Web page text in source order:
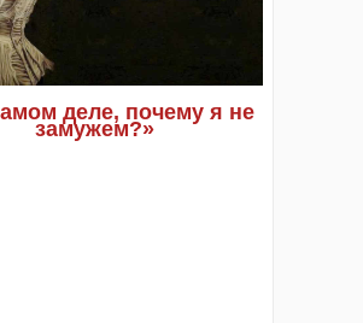
деле, почему я не
замужем?»